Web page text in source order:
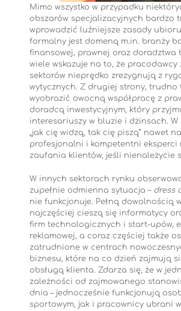
Mimo wszystko w przypadku
obszarów specjalizacyjnych bardzo
wprowadzić luźniejsze zasady
formalny jest domeną m.in. branży
finansowej, prawnej oraz doradztwa
wiele wskazuje na to, że pracodawcy
sektorów nieprędko zrezygnują z
wytycznych. Z drugiej strony, trudno
wyobrazić owocną współpracę z
doradcą inwestycyjnym, który
interesariuszy w bluzie i dżinsach. W
„jak cię widzą, tak cię piszą” nawet
profesjonalni i kompetentni eksperci
zaufania klientów, jeśli nienależycie
W innych sektorach rynku
zupełnie odmienna sytuacja – dress
nie funkcjonuje. Pełną dowolnością
najczęściej cieszą się informatycy
firm technologicznych i start-upów,
reklamowej, a coraz częściej także
zatrudnione w centrach
biznesu, które na co dzień zajmują
obsługą klienta. Zdarza się, że w
zależności od zajmowanego
dnia – jednocześnie funkcjonują
sportowym, jak i pracownicy ubrani